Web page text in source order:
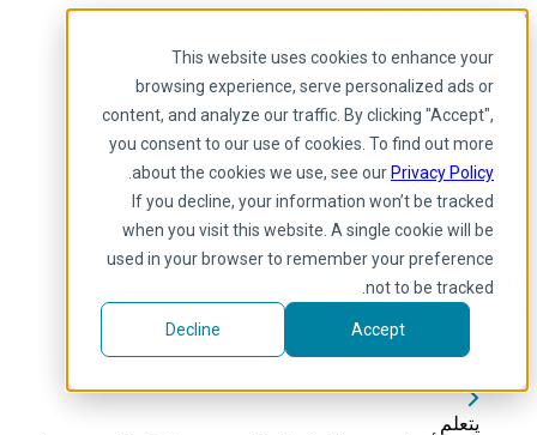
This website uses cookies to enhance your
browsing experience, serve personalized ads or
content, and analyze our traffic. By clicking "Accept",
you consent to our use of cookies. To find out more
about the cookies we use, see our Privacy Policy
If you decline, your information won’t be tracked
when you visit this website. A single cookie will be
used in your browser to remember your preference
not to be tracked.
Accept
Decline
Skip to main content
Arabic
Arabic
إنجليزي
فرنسية
Portuguese
Spanish
يتعلم